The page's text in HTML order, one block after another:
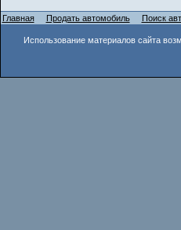
Главная
Продать автомобиль Поиск
Использование материалов сайта